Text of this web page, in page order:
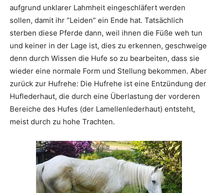
aufgrund unklarer Lahmheit eingeschläfert werden
sollen, damit ihr “Leiden” ein Ende hat. Tatsächlich
sterben diese Pferde dann, weil ihnen die Füße weh tun
und keiner in der Lage ist, dies zu erkennen, geschweige
denn durch Wissen die Hufe so zu bearbeiten, dass sie
wieder eine normale Form und Stellung bekommen. Aber
zurück zur Hufrehe: Die Hufrehe ist eine Entzündung der
Huflederhaut, die durch eine Überlastung der vorderen
Bereiche des Hufes (der Lamellenlederhaut) entsteht,
meist durch zu hohe Trachten.